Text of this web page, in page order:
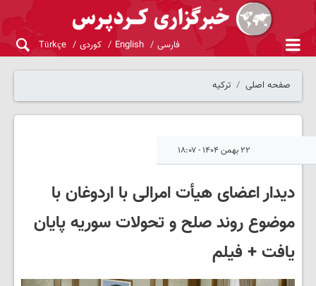
فارسی English کوردی Türkçe
صفحه اصلی ترکیه
۲۲ بهمن ۱۴۰۴ - ۱۸:۰۷
دیدار اعضای هیأت امرالی با اردوغان با
موضوع روند صلح و تحولات سوریه پایان
یافت + فیلم